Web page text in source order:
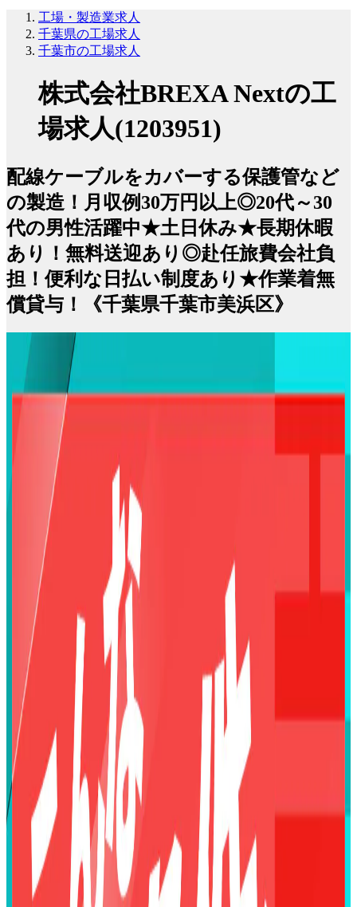
工場・製造業求人
千葉県の工場求人
千葉市の工場求人
株式会社BREXA Nextの工
場求人(1203951)
配線ケーブルをカバーする保護管など
の製造！月収例30万円以上◎20代～30
代の男性活躍中★土日休み★長期休暇
あり！無料送迎あり◎赴任旅費会社負
担！便利な日払い制度あり★作業着無
償貸与！《千葉県千葉市美浜区》